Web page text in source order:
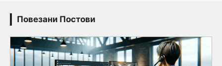
Повезани Постови